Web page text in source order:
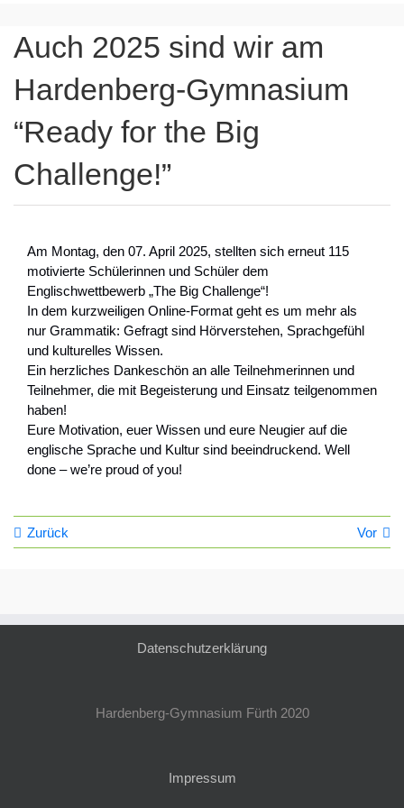
Auch 2025 sind wir am
Hardenberg-Gymnasium
“Ready for the Big
Challenge!”
Am Montag, den 07. April 2025, stellten sich erneut 115
motivierte Schülerinnen und Schüler dem
Englischwettbewerb „The Big Challenge“!
In dem kurzweiligen Online-Format geht es um mehr als
nur Grammatik: Gefragt sind Hörverstehen, Sprachgefühl
und kulturelles Wissen.
Ein herzliches Dankeschön an alle Teilnehmerinnen und
Teilnehmer, die mit Begeisterung und Einsatz teilgenommen
haben!
Eure Motivation, euer Wissen und eure Neugier auf die
englische Sprache und Kultur sind beeindruckend. Well
done – we’re proud of you!
Zurück Vor
Datenschutzerklärung
Hardenberg-Gymnasium Fürth 2020
Impressum